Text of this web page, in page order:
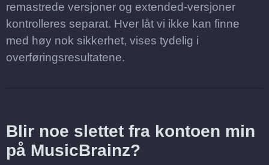
remastrede versjoner og extended-versjoner
kontrolleres separat. Hver låt vi ikke kan finne
med høy nok sikkerhet, vises tydelig i
overføringsresultatene.
Blir noe slettet fra kontoen min
på MusicBrainz?